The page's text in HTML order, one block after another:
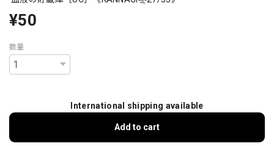
¥50
数量
International shipping available
Add to cart